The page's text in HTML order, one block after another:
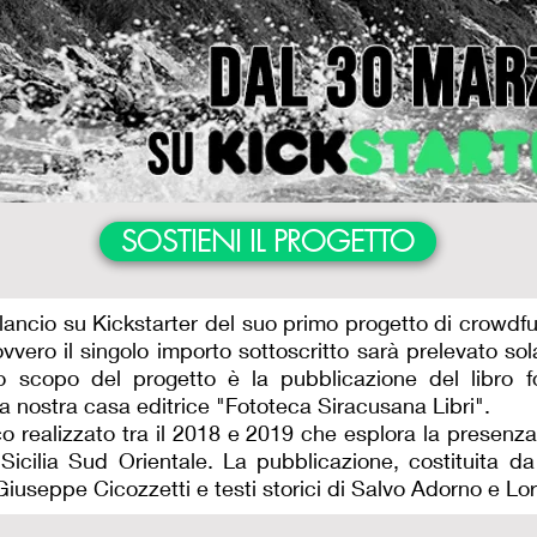
SOSTIENI IL PROGETTO
su Kickstarter del suo primo progetto di
il singolo importo sottoscritto sarà prelevato
scopo del progetto è la pubblicazione del libro
nostra casa editrice "Fototeca Siracusana Libri".
realizzato tra il 2018 e 2019 che esplora la
Sud Orientale. La pubblicazione, costituita
Cicozzetti e testi storici di Salvo Adorno e